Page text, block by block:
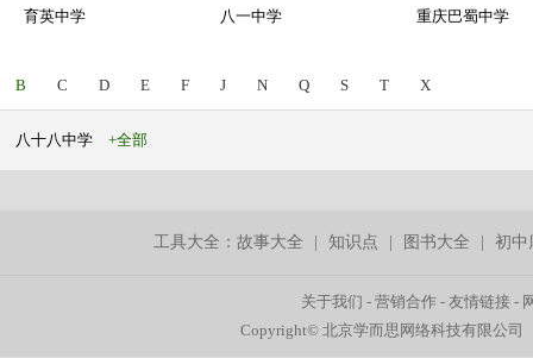
育英中学
八一中学 重庆巴蜀中学
B C D E F J N Q S T X
八十八中学 +全部
工具大全：故事大全 |知识点 图书大全 |初中
关于我们 -营销合作 -友情链接 -
Copyright© 北京学而思网络科技有限公司